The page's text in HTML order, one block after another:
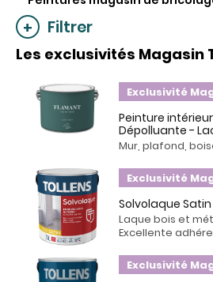
Filtrer
Les exclusivités Magasin
Exclusivité
Peinture
Dépolluante -
Mur, plafond,
Exclusivité
Solvolaque Satin
Laque bois et
Excellente
Exclusivité